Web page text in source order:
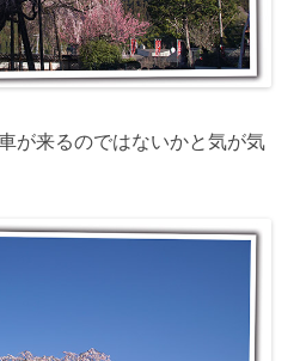
が来るのではないかと気が気